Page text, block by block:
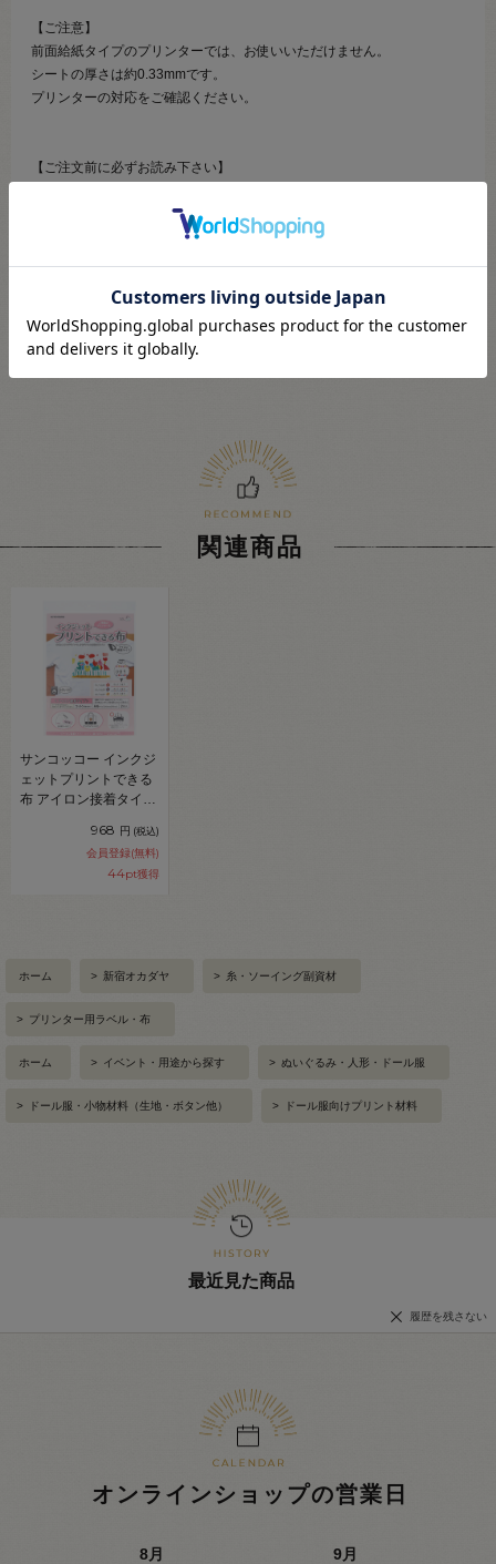
【ご注意】
前面給紙タイプのプリンターでは、お使いいただけません。
シートの厚さは約0.33mmです。
プリンターの対応をご確認ください。
【ご注文前に必ずお読み下さい】
・ご覧になるディスプレイ環境などにより、商品画像と実物の色味が異
も完売･欠品の場合があります。予めご了承下さい。
関連商品
サンコッコー インクジ
ェットプリントできる
布 アイロン接着タイプ
968 円 (税込)
会員登録(無料)
44pt獲得
ホーム > 新宿オカダヤ > 糸・ソーイング副資材
> プリンター用ラベル・布
ホーム > イベント・用途から探す > ぬいぐるみ・人形・ドール服
> ドール服・小物材料（生地・ボタン他） > ドール服向けプリント材料
最近見た商品
履歴を残さない
オンラインショップの営業日
8月 9月